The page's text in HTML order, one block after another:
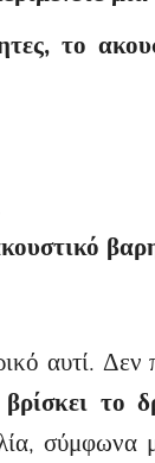
το
αυτί. Δεν
σύμφωνα